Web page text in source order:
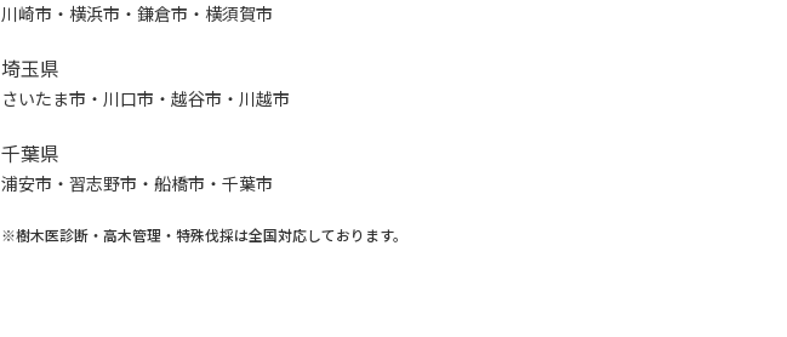
川崎市・横浜市・鎌倉市・横須賀市
埼玉県
さいたま市・川口市・越谷市・川越市
千葉県
浦安市・習志野市・船橋市・千葉市
※樹木医診断・高木管理・特殊伐採は全国対応しております。